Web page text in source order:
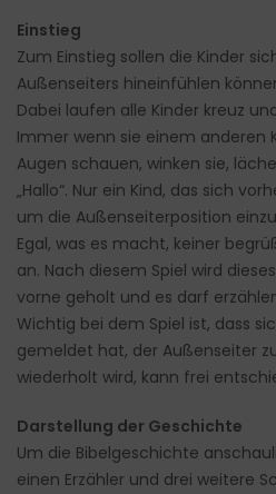
Einstieg
Zum Einstieg sollen die Kinder
Außenseiters hineinfühlen
Dabei laufen alle Kinder kreuz
Immer wenn sie einem anderen
Augen schauen, winken sie,
„Hallo“. Nur ein Kind, das sich
um die Außenseiterposition
Egal, was es macht, keiner
an. Nach diesem Spiel wird
vorne geholt und es darf
Wichtig bei dem Spiel ist, dass
gemeldet hat, der Außenseiter
wiederholt wird, kann frei
Darstellung der Geschichte
Um die Bibelgeschichte
einen Erzähler und drei weitere